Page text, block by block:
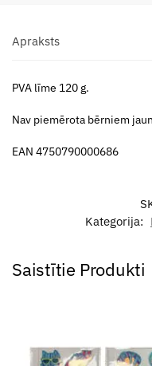
Apraksts
PVA līme 120 g.
Nav piemērota bērniem
EAN 4750790000686
Kategorija:
Saistītie Produkti